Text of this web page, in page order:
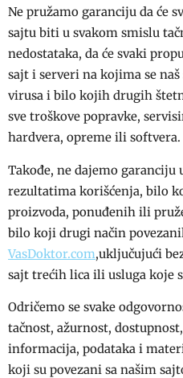
Ne pružamo garanciju da će
sajtu biti u svakom smislu
nedostataka, da će svaki
sajt i serveri na kojima se
virusa i bilo kojih drugih
sve troškove popravke,
hardvera, opreme ili softvera.
Takođe, ne dajemo garanciju
rezultatima korišćenja, bilo
proizvoda, ponuđenih ili
bilo koji drugi način
VasDoktor.com,uključujući
sajt trećih lica ili usluga koje
Odričemo se svake
tačnost, ažurnost,
informacija, podataka i
koji su povezani sa našim